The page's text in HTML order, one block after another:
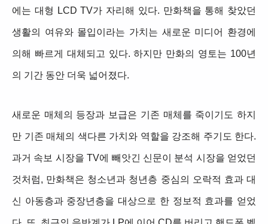
에는 대형 LCD TV가 자리해 있다. 만화책을 통해 찾았던
생활의 여유와 몰입이라는 가치는 새로운 미디어 환경에
의해 빠르게 대체되고 있다. 하지만 만화의 영토는 100년
의 기간 동안 더욱 넓어졌다.
새로운 매체의 등장과 보급은 기존 매체를 죽이기도 하지
만 기존 매체의 색다른 가치와 역할을 강조해 주기도 한다.
과거 속보 시장을 TV에 빼앗긴 신문이 분석 시장을 얻었던
것처럼, 만화책은 청소년과 청년층 중심의 오락적 효과 대
신 아동층과 중장년층을 대상으로 한 정보적 효과를 얻었